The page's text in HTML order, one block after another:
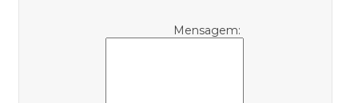
Mensagem: